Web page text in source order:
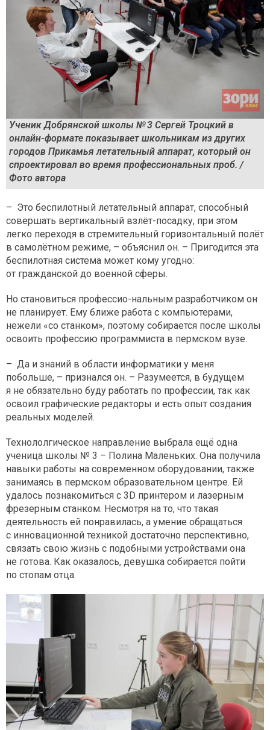
Ученик Добрянской школы № 3 Сергей Троцкий в
онлайн-формате показывает школьникам из других
городов Прикамья летательный аппарат, который он
спроектировал во время профессиональных проб. /
Фото автора
– Это беспилотный летательный аппарат, способный
совершать вертикальный взлёт-посадку, при этом
легко переходя в стремительный горизонтальный полёт
в самолётном режиме, – объяснил он. – Пригодится эта
беспилотная система может кому угодно:
от гражданской до военной сферы.
Но становиться профессио-нальным разработчиком он
не планирует. Ему ближе работа с компьютерами,
нежели «со станком», поэтому собирается после школы
освоить профессию программиста в пермском вузе.
– Да и знаний в области информатики у меня
побольше, – признался он. – Разумеется, в будущем
я не обязательно буду работать по профессии, так как
освоил графические редакторы и есть опыт создания
реальных моделей.
Технололгическое направление выбрала ещё одна
ученица школы № 3 – Полина Маленьких. Она получила
навыки работы на современном оборудовании, также
занимаясь в пермском образовательном центре. Ей
удалось познакомиться с 3D принтером и лазерным
фрезерным станком. Несмотря на то, что такая
деятельность ей понравилась, а умение обращаться
с инновационной техникой достаточно перспективно,
связать свою жизнь с подобными устройствами она
не готова. Как оказалось, девушка собирается пойти
по стопам отца.